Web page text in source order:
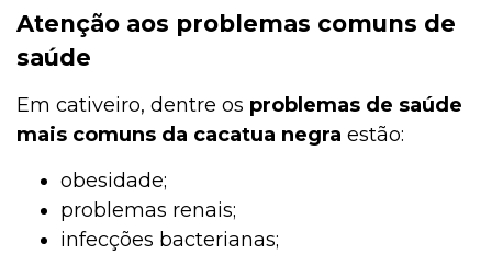
Atenção aos problemas comuns de
saúde
Em cativeiro, dentre os problemas de saúde
mais comuns da cacatua negra estão:
obesidade;
problemas renais;
infecções bacterianas;